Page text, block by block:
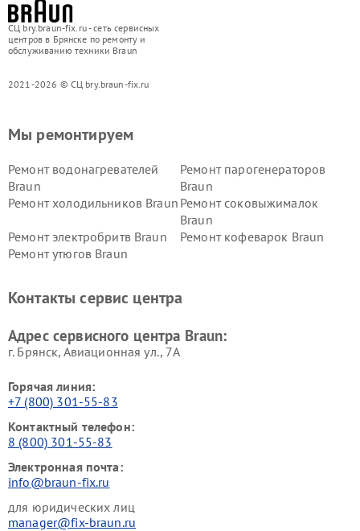
СЦ bry.braun-fix.ru - сеть сервисных
центров в Брянске по ремонту и
обслуживанию техники Braun
2021-2026 © СЦ bry.braun-fix.ru
Мы ремонтируем
Ремонт водонагревателей
Braun
Ремонт парогенераторов
Braun
Ремонт холодильников Braun Ремонт соковыжималок
Braun
Ремонт электробритв Braun
Ремонт кофеварок Braun
Ремонт утюгов Braun
Контакты сервис центра
Адрес сервисного центра Braun:
г. Брянск, Авиационная ул., 7А
Горячая линия:
+7 (800) 301-55-83
Контактный телефон:
8 (800) 301-55-83
Электронная почта:
info@braun-fix.ru
для юридических лиц
manager@fix-braun.ru